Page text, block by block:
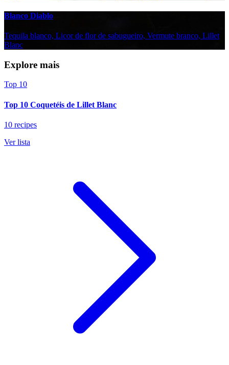
Blanco Diablo
Tequila blanco, Licor de flor de sabugueiro, Vermute branco, Lillet
Blanc
Explore mais
Top 10
Top 10 Coquetéis de Lillet Blanc
10 recipes
Ver lista